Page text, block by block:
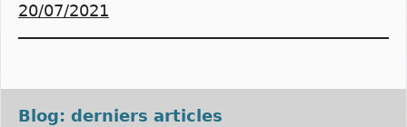
20/07/2021
Blog: derniers articles